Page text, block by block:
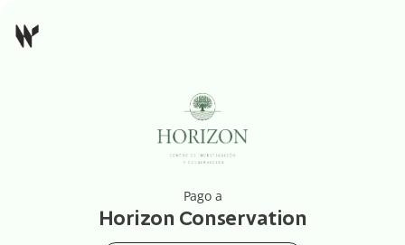
Pago a
Horizon Conservation